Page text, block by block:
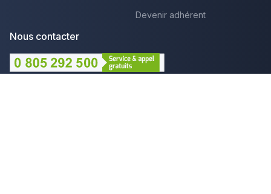
Devenir adhérent
Nous contacter